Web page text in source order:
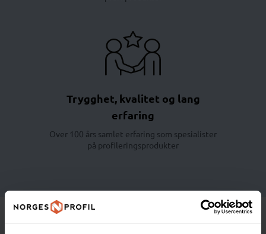
Trygghet, kvalitet og lang
erfaring
Over 100 års samlet erfaring som spesialister
på profileringsprodukter